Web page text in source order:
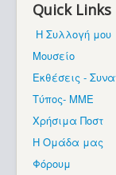
Quick Links
Η Συλλογή μου
Μουσείο
Εκθέσεις -
Τύπος- ΜΜΕ
Χρήσιμα Ποστ
Η Ομάδα μας
Φόρουμ